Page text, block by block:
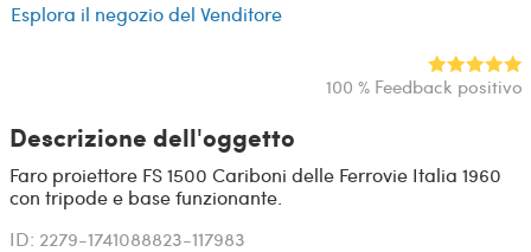
Esplora il negozio del Venditore
100 % Feedback positivo
Descrizione dell'oggetto
Faro proiettore FS 1500 Cariboni delle Ferrovie Italia 1960
con tripode e base funzionante.
ID: 2279-1741088823-117983